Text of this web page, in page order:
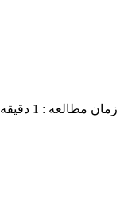
زمان مطالعه : 1 دقیقه